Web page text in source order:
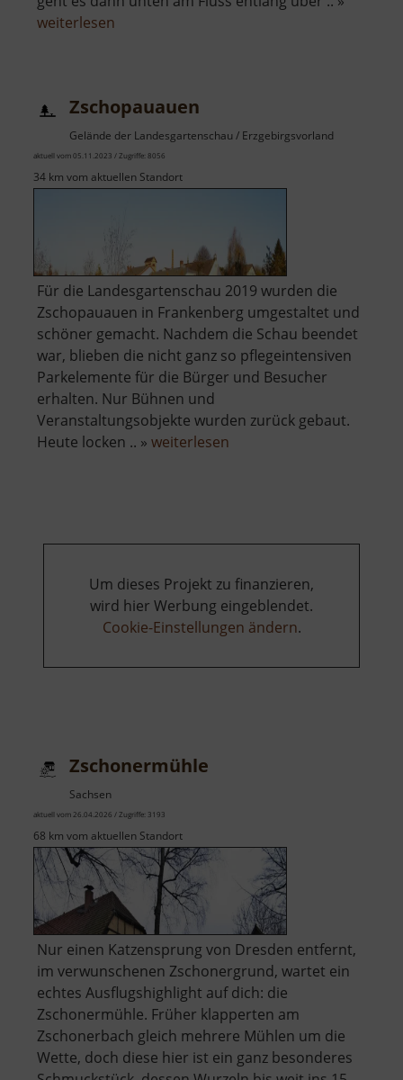
weiterlesen
Zschopauauen
Gelände der Landesgartenschau / Erzgebirgsvorland
aktuell vom 05.11.2023 / Zugriffe: 8056
34 km vom aktuellen Standort
Für die Landesgartenschau 2019 wurden die
Zschopauauen in Frankenberg umgestaltet und
schöner gemacht. Nachdem die Schau beendet
war, blieben die nicht ganz so pflegeintensiven
Parkelemente für die Bürger und Besucher
erhalten. Nur Bühnen und
Veranstaltungsobjekte wurden zurück gebaut.
Heute locken .. » weiterlesen
Um dieses Projekt zu finanzieren,
wird hier Werbung eingeblendet.
Cookie-Einstellungen ändern.
Zschonermühle
Sachsen
aktuell vom 26.04.2026 / Zugriffe: 3193
68 km vom aktuellen Standort
Nur einen Katzensprung von Dresden entfernt,
im verwunschenen Zschonergrund, wartet ein
echtes Ausflugshighlight auf dich: die
Zschonermühle. Früher klapperten am
Zschonerbach gleich mehrere Mühlen um die
Wette, doch diese hier ist ein ganz besonderes